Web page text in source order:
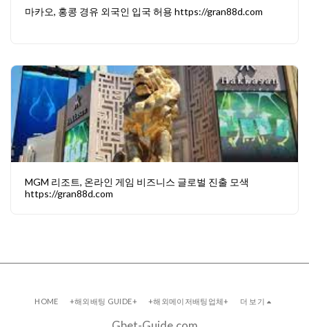
마카오, 홍콩 경유 외국인 입국 허용 https://gran88d.com
MGM 리조트, 온라인 게임 비즈니스 글로벌 진출 모색
https://gran88d.com
HOME +해외배팅 GUIDE+ +해외메이저배팅업체+ 더 보기